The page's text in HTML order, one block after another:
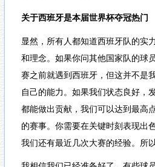
关于西班牙是本届世界杯夺冠热门
显然，所有人都知道西班牙队的实
和理念。如果你问其他国家队的球
赛之前就遇到西班牙，但这并不是
自己的能力。如果我们状态良好，
都能做出贡献，我们可以达到最高
的赛事。你需要在关键时刻表现出
我们还有最近几次大赛的经验。所